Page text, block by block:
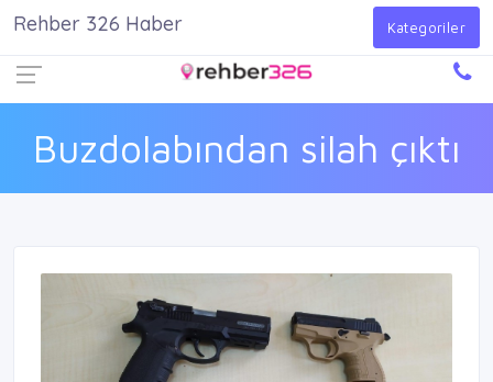
Giriş Yap
Buzdolabından silah çıktı
Rehber 326 Haber Kategoriler